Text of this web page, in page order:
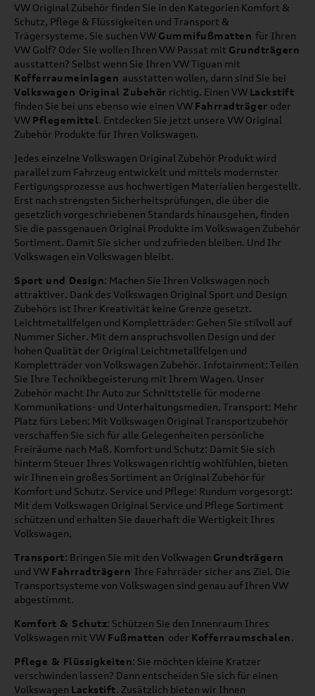
VW Original Zubehör finden Sie in den Kategorien Komfort &
Schutz, Pflege & Flüssigkeiten und Transport &
Trägersysteme. Sie suchen VW Gummifußmatten für Ihren
VW Golf? Oder Sie wollen Ihren VW Passat mit Grundträgern
ausstatten? Selbst wenn Sie Ihren VW Tiguan mit
Kofferraumeinlagen ausstatten wollen, dann sind Sie bei
Volkswagen Original Zubehör richtig. Einen VW Lackstift
finden Sie bei uns ebenso wie einen VW Fahrradträger oder
VW Pflegemittel. Entdecken Sie jetzt unsere VW Original
Zubehör Produkte für Ihren Volkswagen.
Jedes einzelne Volkswagen Original Zubehör Produkt wird
parallel zum Fahrzeug entwickelt und mittels modernster
Fertigungsprozesse aus hochwertigen Materialien hergestellt.
Erst nach strengsten Sicherheitsprüfungen, die über die
gesetzlich vorgeschriebenen Standards hinausgehen, finden
Sie die passgenauen Original Produkte im Volkswagen Zubehör
Sortiment. Damit Sie sicher und zufrieden bleiben. Und Ihr
Volkswagen ein Volkswagen bleibt.
Sport und Design: Machen Sie Ihren Volkswagen noch
attraktiver. Dank des Volkswagen Original Sport und Design
Zubehörs ist Ihrer Kreativität keine Grenze gesetzt.
Leichtmetallfelgen und Kompletträder: Gehen Sie stilvoll auf
Nummer Sicher. Mit dem anspruchsvollen Design und der
hohen Qualität der Original Leichtmetallfelgen und
Kompletträder von Volkswagen Zubehör. Infotainment: Teilen
Sie Ihre Technikbegeisterung mit Ihrem Wagen. Unser
Zubehör macht Ihr Auto zur Schnittstelle für moderne
Kommunikations- und Unterhaltungsmedien. Transport: Mehr
Platz fürs Leben: Mit Volkswagen Original Transportzubehör
verschaffen Sie sich für alle Gelegenheiten persönliche
Freiräume nach Maß. Komfort und Schutz: Damit Sie sich
hinterm Steuer Ihres Volkswagen richtig wohlfühlen, bieten
wir Ihnen ein großes Sortiment an Original Zubehör für
Komfort und Schutz. Service und Pflege: Rundum vorgesorgt:
Mit dem Volkswagen Original Service und Pflege Sortiment
schützen und erhalten Sie dauerhaft die Wertigkeit Ihres
Volkswagen.
Transport: Bringen Sie mit den Volkwagen Grundträgern
und VW Fahrradträgern Ihre Fahrräder sicher ans Ziel. Die
Transportsysteme von Volkswagen sind genau auf Ihren VW
abgestimmt.
Komfort & Schutz: Schützen Sie den Innenraum Ihres
Volkswagen mit VW Fußmatten oder Kofferraumschalen.
Pflege & Flüssigkeiten: Sie möchten kleine Kratzer
verschwinden lassen? Dann entscheiden Sie sich für einen
Volkswagen Lackstift. Zusätzlich bieten wir Ihnen